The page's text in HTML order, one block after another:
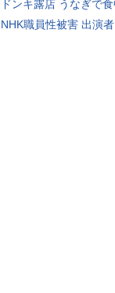
ドンキ露店 うなぎで
NHK職員性被害 出演